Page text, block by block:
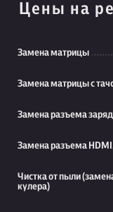
Цены на
Замена матрицы
Замена матрицы с
Замена разъема
Замена разъема
Чистка от пыли
кулера)